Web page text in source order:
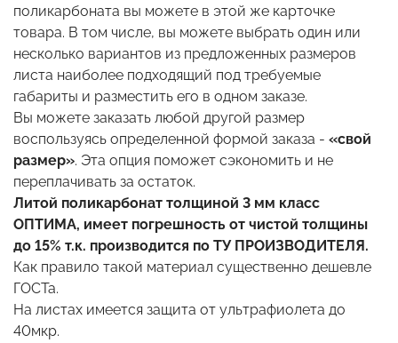
поликарбоната вы можете в этой же карточке
товара. В том числе, вы можете выбрать один или
несколько вариантов из предложенных размеров
листа наиболее подходящий под требуемые
габариты и разместить его в одном заказе.
Вы можете заказать любой другой размер
воспользуясь определенной формой заказа - «свой
размер». Эта опция поможет сэкономить и не
переплачивать за остаток.
Литой поликарбонат толщиной 3 мм класс
ОПТИМА, имеет погрешность от чистой толщины
до 15% т.к. производится по ТУ ПРОИЗВОДИТЕЛЯ.
Как правило такой материал существенно дешевле
ГОСТа.
На листах имеется защита от ультрафиолета до
40мкр.